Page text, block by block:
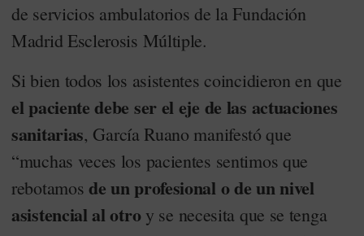
de servicios ambulatorios de la Fundación
Madrid Esclerosis Múltiple.
Si bien todos los asistentes coincidieron en que
el paciente debe ser el eje de las actuaciones
sanitarias, García Ruano manifestó que
“muchas veces los pacientes sentimos que
rebotamos de un profesional o de un nivel
asistencial al otro y se necesita que se tenga